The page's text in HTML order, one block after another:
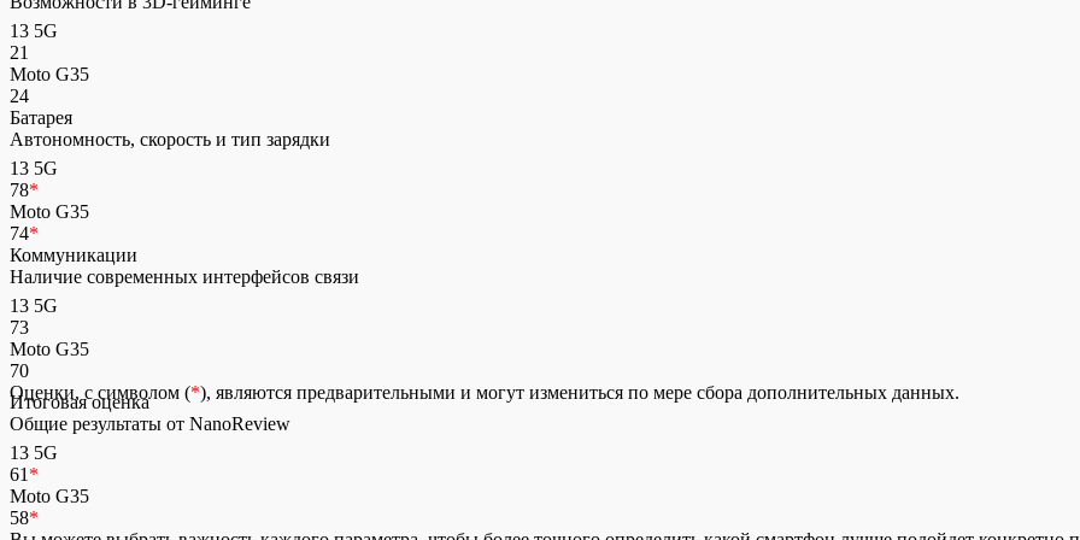
13 5G
21
Moto G35
24
Батарея
Автономность, скорость и тип зарядки
13 5G
78*
Moto G35
74*
Коммуникации
Наличие современных интерфейсов связи
13 5G
73
Moto G35
70
Оценки, с символом (*), являются предварительными и могут измениться по мере сбора дополнительных данных.
Итоговая оценка
Общие результаты от NanoReview
13 5G
61 *
Moto G35
58*